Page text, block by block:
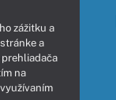
zážitku a
a
na